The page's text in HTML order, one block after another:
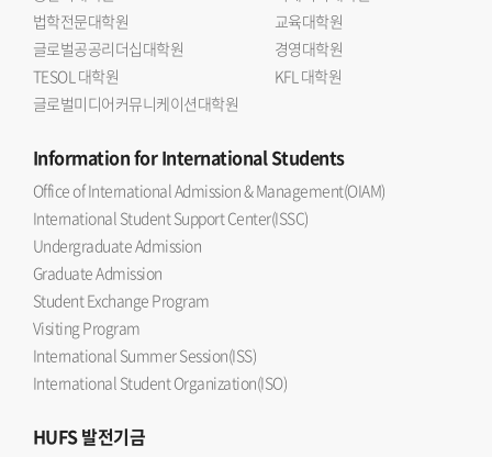
법학전문대학원
교육대학원
글로벌공공리더십대학원
경영대학원
TESOL 대학원
KFL 대학원
글로벌미디어커뮤니케이션대학원
Informationfor International Students
Office of International Admission & Management(OIAM)
International Student Support Center(ISSC)
Undergraduate Admission
Graduate Admission
Student Exchange Program
Visiting Program
International Summer Session(ISS)
International Student Organization(ISO)
HUFS발전기금